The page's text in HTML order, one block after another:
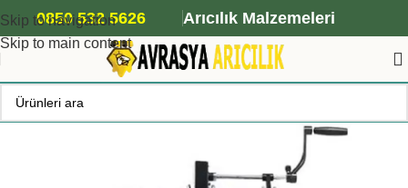
Skip to navigation
Skip to main content
ANA ARI SİPARİŞİ İÇİN TIKLAYIN
0850 532 5626 Arıcılık Malzemeleri